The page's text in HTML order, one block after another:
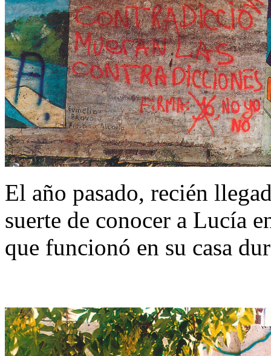
El año pasado, recién
suerte de conocer a Lucía
que funcionó en su casa